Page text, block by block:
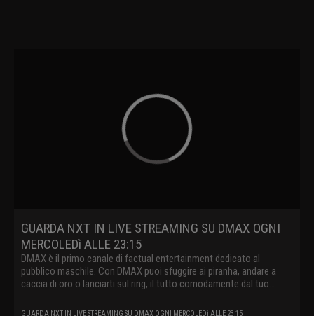
GUARDA NXT IN LIVE STREAMING SU DMAX OGNI
MERCOLEDì ALLE 23:15
DMAX è il primo canale di factual entertainment dedicato al
pubblico maschile. Con DMAX puoi sfuggire ai piranha, andare a
caccia di oro o lanciarti sul ring, il tutto comodamente dal tuo
GUARDA NXT IN LIVE STREAMING SU DMAX OGNI MERCOLEDì ALLE 23:15